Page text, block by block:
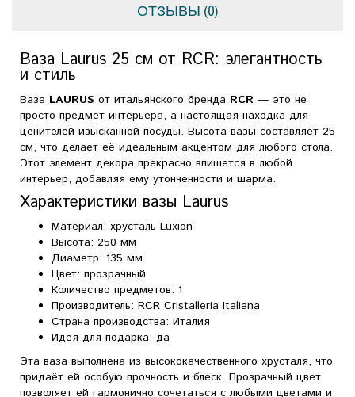
ОТЗЫВЫ (0)
Ваза Laurus 25 см от RCR: элегантность
и стиль
Ваза LAURUS от итальянского бренда RCR — это не
просто предмет интерьера, а настоящая находка для
ценителей изысканной посуды. Высота вазы составляет 25
см, что делает её идеальным акцентом для любого стола.
Этот элемент декора прекрасно впишется в любой
интерьер, добавляя ему утонченности и шарма.
Характеристики вазы Laurus
Материал: хрусталь Luxion
Высота: 250 мм
Диаметр: 135 мм
Цвет: прозрачный
Количество предметов: 1
Производитель: RCR Cristalleria Italiana
Страна производства: Италия
Идея для подарка: да
Эта ваза выполнена из высококачественного хрусталя, что
придаёт ей особую прочность и блеск. Прозрачный цвет
позволяет ей гармонично сочетаться с любыми цветами и